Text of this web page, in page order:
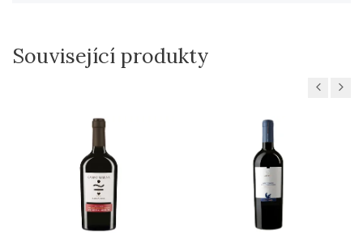
Související produkty
Previous
Next